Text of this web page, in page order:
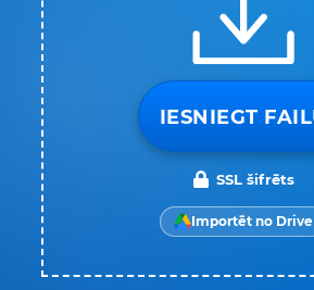
IESNIEGT
SSL šifrēts
Importēt no Drive